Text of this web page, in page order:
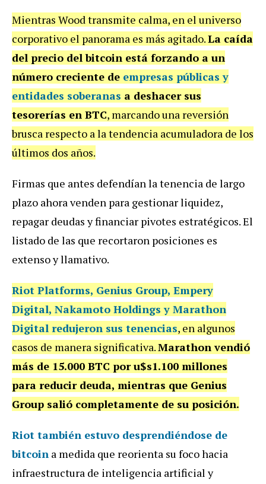
Mientras Wood transmite calma, en el universo
corporativo el panorama es más agitado.La caída
del precio del bitcoin está forzando a un
número creciente de empresas públicas y
entidades soberanas a deshacer sus
tesorerías en BTC, marcando una reversión
brusca respecto a la tendencia acumuladora de los
últimos dos años.
Firmas que antes defendían la tenencia de largo
plazo ahora venden para gestionar liquidez,
repagar deudas y financiar pivotes estratégicos. El
listado de las que recortaron posiciones es
extenso y llamativo.
Riot Platforms, Genius Group, Empery
Digital, Nakamoto Holdings y Marathon
Digital redujeron sus tenencias, en algunos
casos de manera significativa.Marathon vendió
más de 15.000 BTC por u$s1.100 millones
para reducir deuda, mientras que Genius
Group salió completamente de su posición.
Riot también estuvo desprendiéndose de
bitcoin a medida que reorienta su foco hacia
infraestructura de inteligencia artificial y